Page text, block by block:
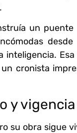
un
inteligencia.
cronista
y vigencia
su obra sigue